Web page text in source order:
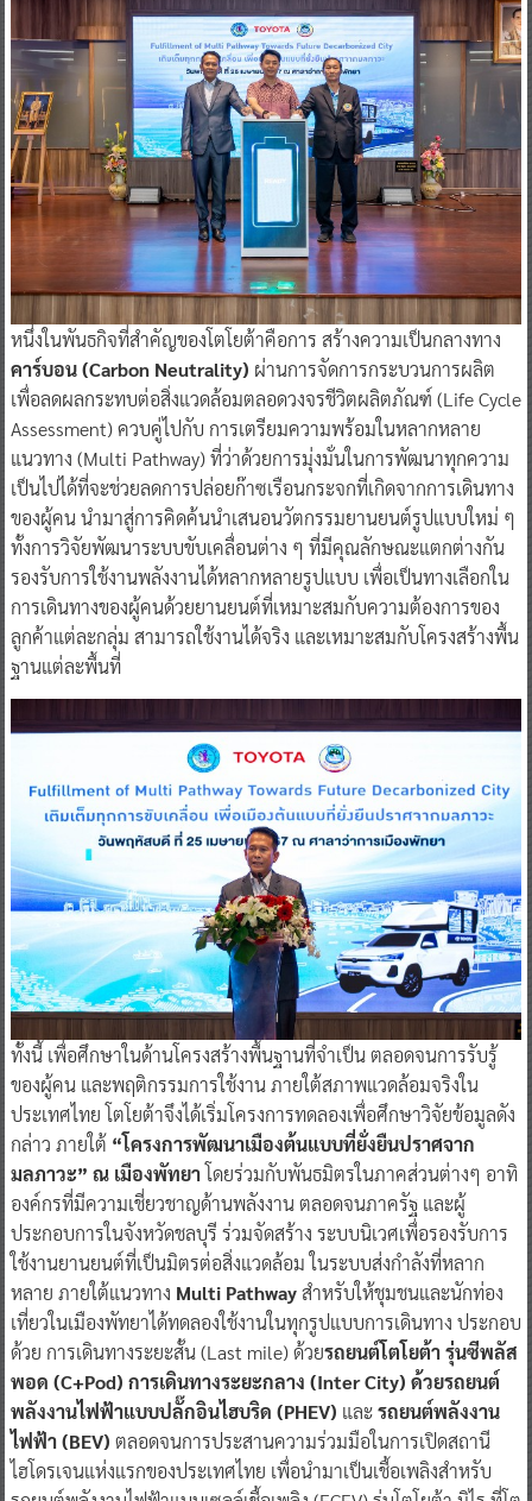
หนึ่งในพันธกิจที่สำคัญของโตโยต้าคือการ สร้างความเป็นกลางทาง
คาร์บอน (Carbon Neutrality) ผ่านการจัดการกระบวนการผลิต
เพื่อลดผลกระทบต่อสิ่งแวดล้อมตลอดวงจรชีวิตผลิตภัณฑ์ (Life Cycle
Assessment) ควบคู่ไปกับ การเตรียมความพร้อมในหลากหลาย
แนวทาง (Multi Pathway) ที่ว่าด้วยการมุ่งมั่นในการพัฒนาทุกความ
เป็นไปได้ที่จะช่วยลดการปล่อยก๊าซเรือนกระจกที่เกิดจากการเดินทาง
ของผู้คน นำมาสู่การคิดค้นนำเสนอนวัตกรรมยานยนต์รูปแบบใหม่ ๆ
ทั้งการวิจัยพัฒนาระบบขับเคลื่อนต่าง ๆ ที่มีคุณลักษณะแตกต่างกัน
รองรับการใช้งานพลังงานได้หลากหลายรูปแบบ เพื่อเป็นทางเลือกใน
การเดินทางของผู้คนด้วยยานยนต์ที่เหมาะสมกับความต้องการของ
ลูกค้าแต่ละกลุ่ม สามารถใช้งานได้จริง และเหมาะสมกับโครงสร้างพื้น
ฐานแต่ละพื้นที่
ทั้งนี้ เพื่อศึกษาในด้านโครงสร้างพื้นฐานที่จำเป็น ตลอดจนการรับรู้
ของผู้คน และพฤติกรรมการใช้งาน ภายใต้สภาพแวดล้อมจริงใน
ประเทศไทย โตโยต้าจึงได้เริ่มโครงการทดลองเพื่อศึกษาวิจัยข้อมูลดัง
กล่าว ภายใต้ “โครงการพัฒนาเมืองต้นแบบที่ยั่งยืนปราศจาก
มลภาวะ” ณ เมืองพัทยาโดยร่วมกับพันธมิตรในภาคส่วนต่างๆ อาทิ
องค์กรที่มีความเชี่ยวชาญด้านพลังงาน ตลอดจนภาครัฐ และผู้
ประกอบการในจังหวัดชลบุรี ร่วมจัดสร้าง ระบบนิเวศเพื่อรองรับการ
ใช้งานยานยนต์ที่เป็นมิตรต่อสิ่งแวดล้อม ในระบบส่งกำลังที่หลาก
หลาย ภายใต้แนวทาง Multi Pathwayสำหรับให้ชุมชนและนักท่อง
เที่ยวในเมืองพัทยาได้ทดลองใช้งานในทุกรูปแบบการเดินทาง ประกอบ
ด้วย การเดินทางระยะสั้น (Last mile) ด้วยรถยนต์โตโยต้า รุ่นซีพลัส
พอด (C+Pod) การเดินทางระยะกลาง (Inter City) ด้วยรถยนต์
พลังงานไฟฟ้าแบบปลั๊กอินไฮบริด (PHEV) และรถยนต์พลังงาน
ไฟฟ้า (BEV) ตลอดจนการประสานความร่วมมือในการเปิดสถานี
ไฮโดรเจนแห่งแรกของประเทศไทย เพื่อนำมาเป็นเชื้อเพลิงสำหรับ